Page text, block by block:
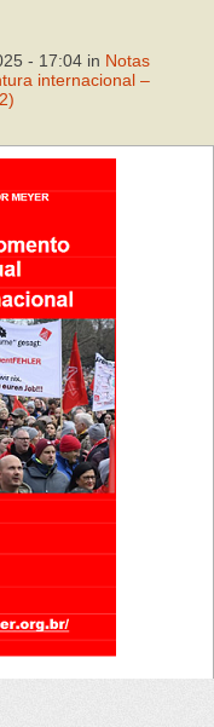
- 17:04 in Notas
internacional –